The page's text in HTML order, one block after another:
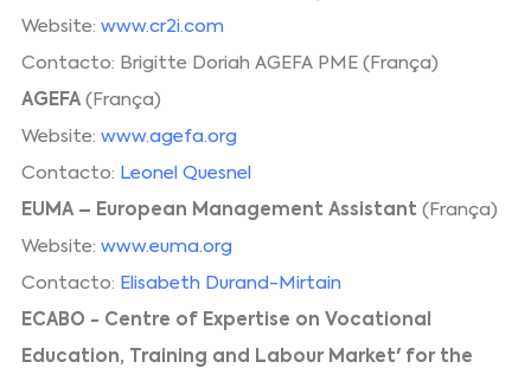
Website:www.cr2i.com
Contacto: Brigitte Doriah AGEFA PME (França)
AGEFA (França)
Website:www.agefa.org
Contacto: Leonel Quesnel
EUMA – European Management Assistant (França)
Website:www.euma.org
Contacto: Elisabeth Durand-Mirtain
ECABO - Centre of Expertise on Vocational
Education, Training and Labour Market' for the